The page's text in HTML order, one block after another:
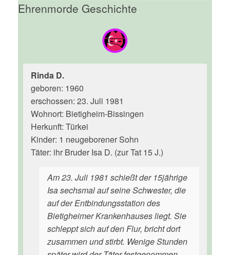
Ehrenmorde Geschichte
Rinda D.
geboren: 1960
erschossen: 23. Juli 1981
Wohnort: Bietigheim-Bissingen
Herkunft: Türkei
Kinder: 1 neugeborener Sohn
Täter: ihr Bruder Isa D. (zur Tat 15 J.)
Am 23. Juli 1981 schießt der 15jährige
Isa sechsmal auf seine Schwester, die
auf der Entbindungsstation des
Bietigheimer Krankenhauses liegt. Sie
schleppt sich auf den Flur, bricht dort
zusammen und stirbt. Wenige Stunden